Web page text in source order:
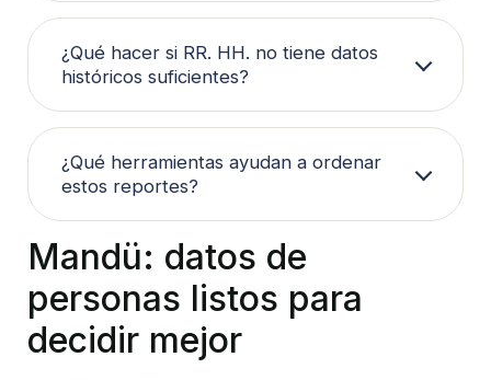
¿Qué hacer si RR. HH. no tiene datos
históricos suficientes?
¿Qué herramientas ayudan a ordenar
estos reportes?
Mandü: datos de
personas listos para
decidir mejor